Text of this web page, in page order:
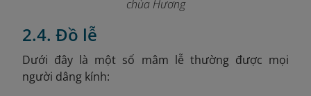
chùa Hương
2.4. Đồ lễ
Dưới đây là một số mâm lễ thường được mọi
người dâng kính: